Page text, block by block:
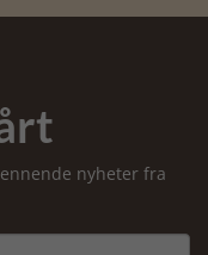
nyheter fra